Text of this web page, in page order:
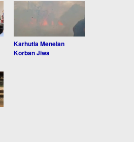
Karhutla Menelan
Korban Jiwa